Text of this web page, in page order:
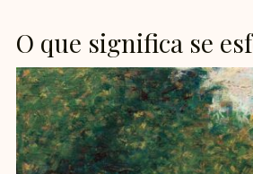
O que significa se